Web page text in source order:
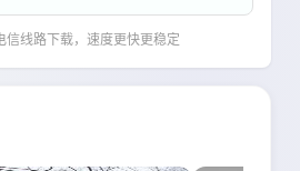
信线路下载，速度更快更稳定